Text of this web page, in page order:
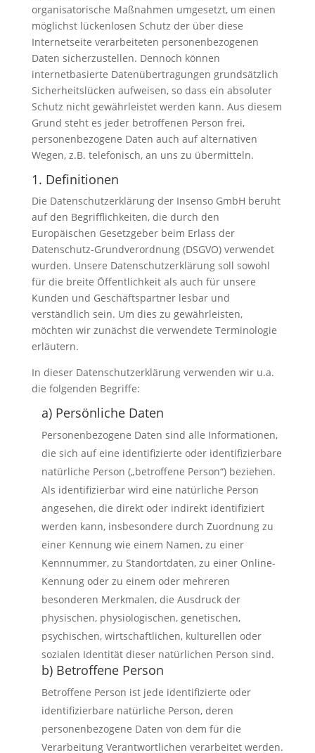
organisatorische Maßnahmen umgesetzt, um einen
möglichst lückenlosen Schutz der über diese
Internetseite verarbeiteten personenbezogenen
Daten sicherzustellen. Dennoch können
internetbasierte Datenübertragungen grundsätzlich
Sicherheitslücken aufweisen, so dass ein absoluter
Schutz nicht gewährleistet werden kann. Aus diesem
Grund steht es jeder betroffenen Person frei,
personenbezogene Daten auch auf alternativen
Wegen, z.B. telefonisch, an uns zu übermitteln.
1. Definitionen
Die Datenschutzerklärung der Insenso GmbH beruht
auf den Begrifflichkeiten, die durch den
Europäischen Gesetzgeber beim Erlass der
Datenschutz-Grundverordnung (DSGVO) verwendet
wurden. Unsere Datenschutzerklärung soll sowohl
für die breite Öffentlichkeit als auch für unsere
Kunden und Geschäftspartner lesbar und
verständlich sein. Um dies zu gewährleisten,
möchten wir zunächst die verwendete Terminologie
erläutern.
In dieser Datenschutzerklärung verwenden wir u.a.
die folgenden Begriffe:
a) Persönliche Daten
Personenbezogene Daten sind alle Informationen,
die sich auf eine identifizierte oder identifizierbare
natürliche Person („betroffene Person“) beziehen.
Als identifizierbar wird eine natürliche Person
angesehen, die direkt oder indirekt identifiziert
werden kann, insbesondere durch Zuordnung zu
einer Kennung wie einem Namen, zu einer
Kennnummer, zu Standortdaten, zu einer Online-
Kennung oder zu einem oder mehreren
besonderen Merkmalen, die Ausdruck der
physischen, physiologischen, genetischen,
psychischen, wirtschaftlichen, kulturellen oder
sozialen Identität dieser natürlichen Person sind.
b) Betroffene Person
Betroffene Person ist jede identifizierte oder
identifizierbare natürliche Person, deren
personenbezogene Daten von dem für die
Verarbeitung Verantwortlichen verarbeitet werden.